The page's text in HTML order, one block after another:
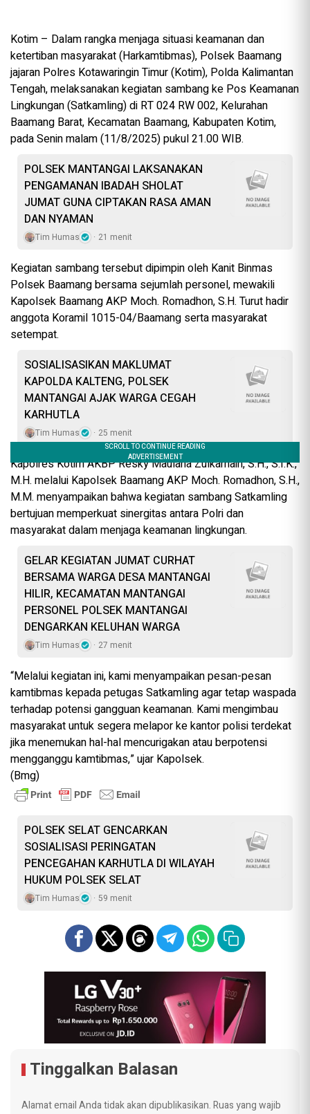
Kotim – Dalam rangka menjaga situasi keamanan dan
ketertiban masyarakat (Harkamtibmas), Polsek Baamang
jajaran Polres Kotawaringin Timur (Kotim), Polda Kalimantan
Tengah, melaksanakan kegiatan sambang ke Pos Keamanan
Lingkungan (Satkamling) di RT 024 RW 002, Kelurahan
Baamang Barat, Kecamatan Baamang, Kabupaten Kotim,
pada Senin malam (11/8/2025) pukul 21.00 WIB.
POLSEK MANTANGAI LAKSANAKAN
PENGAMANAN IBADAH SHOLAT
JUMAT GUNA CIPTAKAN RASA AMAN
DAN NYAMAN
Tim Humas 21 menit
Kegiatan sambang tersebut dipimpin oleh Kanit Binmas
Polsek Baamang bersama sejumlah personel, mewakili
Kapolsek Baamang AKP Moch. Romadhon, S.H. Turut hadir
anggota Koramil 1015-04/Baamang serta masyarakat
setempat.
SOSIALISASIKAN MAKLUMAT
KAPOLDA KALTENG, POLSEK
MANTANGAI AJAK WARGA CEGAH
KARHUTLA
Tim Humas 25 menit
Kapolres Kotim AKBP Resky Maulana Zulkarnain, S.H., S.I.K.,
M.H. melalui Kapolsek Baamang AKP Moch. Romadhon, S.H.,
M.M. menyampaikan bahwa kegiatan sambang Satkamling
bertujuan memperkuat sinergitas antara Polri dan
masyarakat dalam menjaga keamanan lingkungan.
GELAR KEGIATAN JUMAT CURHAT
BERSAMA WARGA DESA MANTANGAI
HILIR, KECAMATAN MANTANGAI
PERSONEL POLSEK MANTANGAI
DENGARKAN KELUHAN WARGA
Tim Humas 27 menit
“Melalui kegiatan ini, kami menyampaikan pesan-pesan
kamtibmas kepada petugas Satkamling agar tetap waspada
terhadap potensi gangguan keamanan. Kami mengimbau
masyarakat untuk segera melapor ke kantor polisi terdekat
jika menemukan hal-hal mencurigakan atau berpotensi
mengganggu kamtibmas,” ujar Kapolsek.
(Bmg)
POLSEK SELAT GENCARKAN
SOSIALISASI PERINGATAN
PENCEGAHAN KARHUTLA DI WILAYAH
HUKUM POLSEK SELAT
Tim Humas 59 menit
Tinggalkan Balasan
Alamat email Anda tidak akan dipublikasikan.Ruas yang wajib